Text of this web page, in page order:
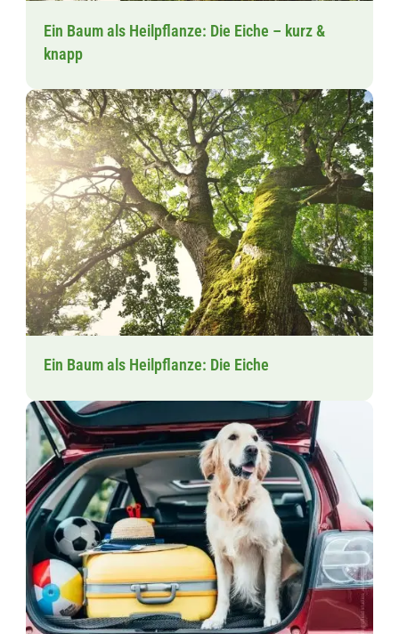
Ein Baum als Heilpflanze: Die Eiche – kurz &
knapp
Ein Baum als Heilpflanze: Die Eiche